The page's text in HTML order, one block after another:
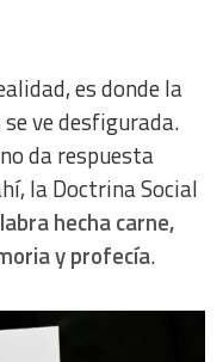
es donde la
ve desfigurada.
da respuesta
la Doctrina Social
hecha carne,
y profecía.